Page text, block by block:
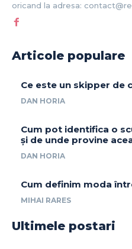
oricand la adresa:
Articole populare
Ce este un skipper de
DAN HORIA
Cum pot identifica o
și de unde provine
DAN HORIA
Cum definim moda
MIHAI RARES
Ultimele postari